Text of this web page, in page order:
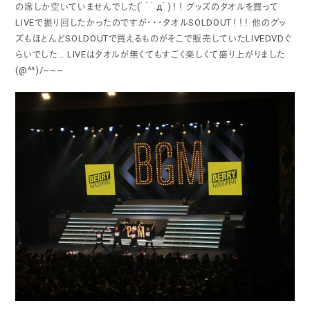
の席しか空いていませんでした(ﾟﾟﾟдﾟ)！！ グッズのタオルを買って
LIVEで振り回したかったのですが・・・タオルSOLDOUT！！！ 他のグッ
ズもほとんどSOLDOUTで買えるものがそこで販売していたLIVEDVDぐ
らいでした…
LIVEはタオルが無くてもすごく楽しくて盛り上がりました
(@^^)/~~~